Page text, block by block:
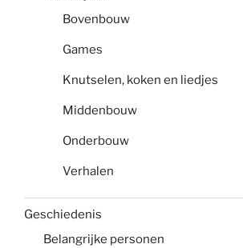
Bovenbouw
Games
Knutselen, koken en liedjes
Middenbouw
Onderbouw
Verhalen
Geschiedenis
Belangrijke personen